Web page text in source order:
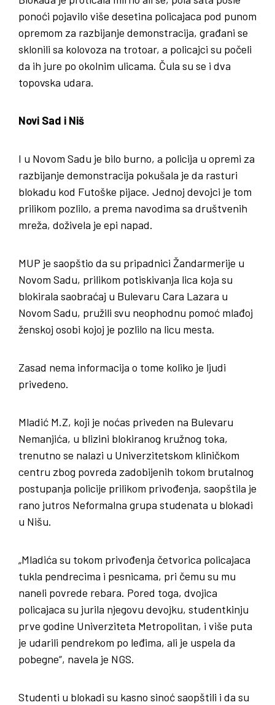
ponoći pojavilo više desetina policajaca pod punom
opremom za razbijanje demonstracija, građani se
sklonili sa kolovoza na trotoar, a policajci su počeli
da ih jure po okolnim ulicama. Čula su se i dva
topovska udara.
Novi Sad i Niš
I u Novom Sadu je bilo burno, a policija u opremi za
razbijanje demonstracija pokušala je da rasturi
blokadu kod Futoške pijace. Jednoj devojci je tom
prilikom pozlilo, a prema navodima sa društvenih
mreža, doživela je epi napad.
MUP je saopštio da su pripadnici Žandarmerije u
Novom Sadu, prilikom potiskivanja lica koja su
blokirala saobraćaj u Bulevaru Cara Lazara u
Novom Sadu, pružili svu neophodnu pomoć mlađoj
ženskoj osobi kojoj je pozlilo na licu mesta.
Zasad nema informacija o tome koliko je ljudi
privedeno.
Mladić M.Z, koji je noćas priveden na Bulevaru
Nemanjića, u blizini blokiranog kružnog toka,
trenutno se nalazi u Univerzitetskom kliničkom
centru zbog povreda zadobijenih tokom brutalnog
postupanja policije prilikom privođenja, saopštila je
rano jutros Neformalna grupa studenata u blokadi
u Nišu.
„Mladića su tokom privođenja četvorica policajaca
tukla pendrecima i pesnicama, pri čemu su mu
naneli povrede rebara. Pored toga, dvojica
policajaca su jurila njegovu devojku, studentkinju
prve godine Univerziteta Metropolitan, i više puta
je udarili pendrekom po leđima, ali je uspela da
pobegne“, navela je NGS.
Studenti u blokadi su kasno sinoć saopštili i da su